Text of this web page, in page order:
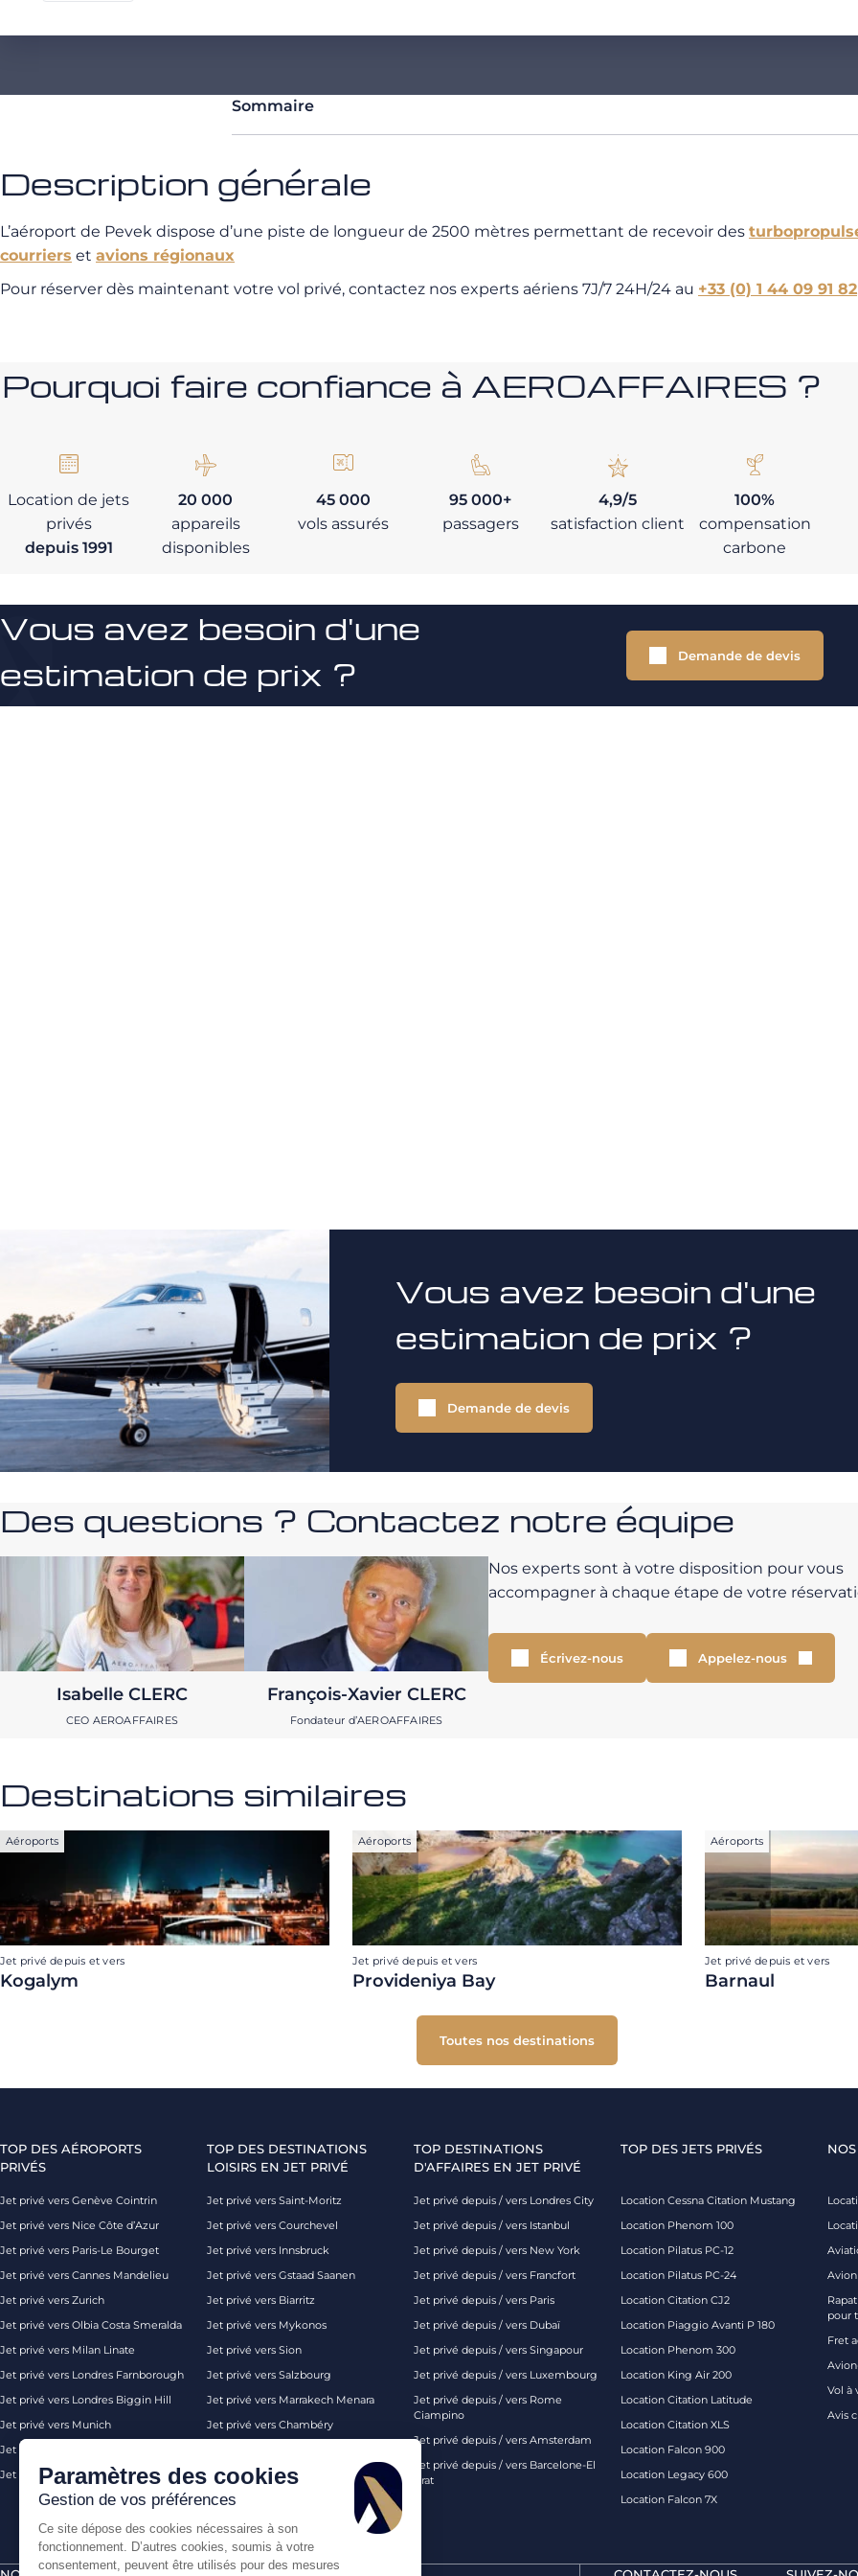
Sommaire
Description générale
L’aéroport de Pevek dispose d’une piste de longueur de 2500 mètres permettant de recevoir des
courriers et avions régionaux
Pour réserver dès maintenant votre vol privé, contactez nos experts aériens 7J/7 24H/24 au +33 (0) 1 44 09 91 82
Pourquoi faire confiance à AEROAFFAIRES ?
Location de jets
privés
depuis 1991
20 000
appareils
disponibles
45 000
vols assurés
95 000+
passagers
4,9/5
satisfaction client
100%
compensation
carbone
Vous avez besoin d'une
estimation de prix ?
Demande de devis
Vous avez besoin d'une
estimation de prix ?
Demande de devis
Des questions ? Contactez notre équipe
Isabelle CLERC
CEO AEROAFFAIRES
François-Xavier CLERC
Fondateur d’AEROAFFAIRES
Nos experts sont à votre disposition pour vous
accompagner à chaque étape de votre
Écrivez-nous Appelez-nous
Destinations similaires
Aéroports
Jet privé depuis et vers
Kogalym
Aéroports
Jet privé depuis et vers
Provideniya Bay
Aéroports
Jet privé depuis et vers
Barnaul
Toutes nos destinations
TOP DES AÉROPORTS
PRIVÉS
Jet privé vers Genève Cointrin
Jet privé vers Nice Côte d’Azur
Jet privé vers Paris-Le Bourget
Jet privé vers Cannes Mandelieu
Jet privé vers Zurich
Jet privé vers Olbia Costa Smeralda
Jet privé vers Milan Linate
Jet privé vers Londres Farnborough
Jet privé vers Londres Biggin Hill
Jet privé vers Munich
Jet privé vers Monaco
Jet privé vers Palma de Majorque
TOP DES DESTINATIONS
LOISIRS EN JET PRIVÉ
Jet privé vers Saint-Moritz
Jet privé vers Courchevel
Jet privé vers Innsbruck
Jet privé vers Gstaad Saanen
Jet privé vers Biarritz
Jet privé vers Mykonos
Jet privé vers Sion
Jet privé vers Salzbourg
Jet privé vers Marrakech Menara
Jet privé vers Chambéry
Jet privé vers Londres
TOP DESTINATIONS
D'AFFAIRES EN JET PRIVÉ
Jet privé depuis / vers Londres City
Jet privé depuis / vers Istanbul
Jet privé depuis / vers New York
Jet privé depuis / vers Francfort
Jet privé depuis / vers Paris
Jet privé depuis / vers Dubaï
Jet privé depuis / vers Singapour
Jet privé depuis / vers Luxembourg
Jet privé depuis / vers Rome
Ciampino
Jet privé depuis / vers Amsterdam
Jet privé depuis / vers Barcelone-El
Prat
TOP DES JETS PRIVÉS
Location Cessna Citation Mustang
Location Phenom 100
Location Pilatus PC-12
Location Pilatus PC-24
Location Citation CJ2
Location Piaggio Avanti P 180
Location Phenom 300
Location King Air 200
Location Citation Latitude
Location Citation XLS
Location Falcon 900
Location Legacy 600
Location Falcon 7X
pour
Fret
Vol à
Avis
Paramètres des cookies
Gestion de vos préférences
Ce site dépose des cookies nécessaires à son
fonctionnement. D’autres cookies, soumis à votre
consentement, peuvent être utilisés pour des mesures